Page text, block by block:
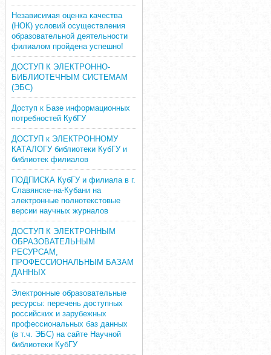
Независимая оценка качества
(НОК) условий осуществления
образовательной деятельности
филиалом пройдена успешно!
ДОСТУП К ЭЛЕКТРОННО-
БИБЛИОТЕЧНЫМ СИСТЕМАМ
(ЭБС)
Доступ к Базе информационных
потребностей КубГУ
ДОСТУП к ЭЛЕКТРОННОМУ
КАТАЛОГУ библиотеки КубГУ и
библиотек филиалов
ПОДПИСКА КубГУ и филиала в г.
Славянске-на-Кубани на
электронные полнотекстовые
версии научных журналов
ДОСТУП К ЭЛЕКТРОННЫМ
ОБРАЗОВАТЕЛЬНЫМ
РЕСУРСАМ,
ПРОФЕССИОНАЛЬНЫМ БАЗАМ
ДАННЫХ
Электронные образовательные
ресурсы: перечень доступных
российских и зарубежных
профессиональных баз данных
(в т.ч. ЭБС) на сайте Научной
библиотеки КубГУ